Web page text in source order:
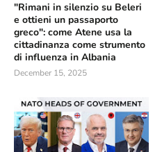
"Rimani in silenzio su Beleri
e ottieni un passaporto
greco": come Atene usa la
cittadinanza come strumento
di influenza in Albania
December 15, 2025